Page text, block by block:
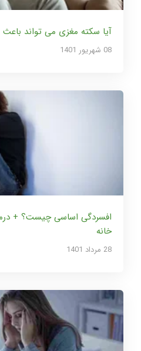
آیا سکته مغزی می تواند
08 شهریور 1401
افسردگی اساسی چیست؟ +
خانه
28 مرداد 1401